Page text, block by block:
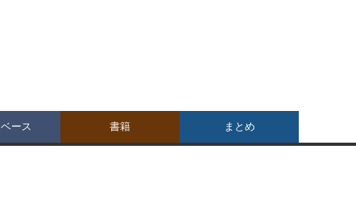
ース 書籍 まとめ